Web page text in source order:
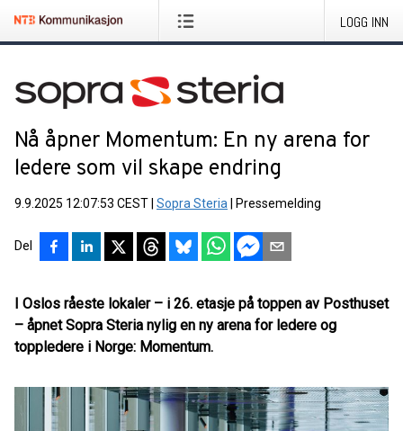
LOGG INN
Nå åpner Momentum: En ny arena for
ledere som vil skape endring
9.9.2025 12:07:53 CEST Sopra Steria Pressemelding
Del
I Oslos råeste lokaler – i 26. etasje på toppen av Posthuset
– åpnet Sopra Steria nylig en ny arena for ledere og
toppledere i Norge: Momentum.